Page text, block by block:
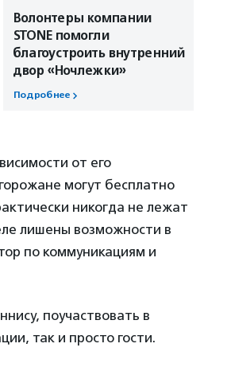
Волонтеры компании
STONE помогли
благоустроить внутренний
двор «Ночлежки»
Подробнее
от его
могут бесплатно
никогда не лежат
лишены возможности в
по коммуникациям и
поучаствовать в
так и просто гости.